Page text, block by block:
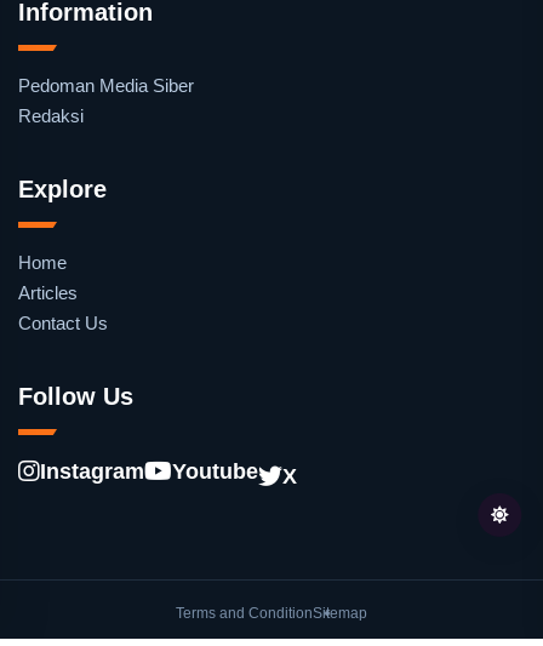
Information
Pedoman Media Siber
Redaksi
Explore
Home
Articles
Contact Us
Follow Us
Instagram Youtube X
Terms and ConditionSitemap